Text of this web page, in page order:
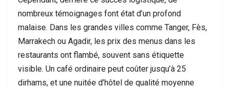
nombreux témoignages font état d’un profond
malaise. Dans les grandes villes comme Tanger, Fès,
Marrakech ou Agadir, les prix des menus dans les
restaurants ont flambé, souvent sans étiquette
visible. Un café ordinaire peut coûter jusqu’à 25
dirhams, et une nuitée d’hôtel de qualité moyenne